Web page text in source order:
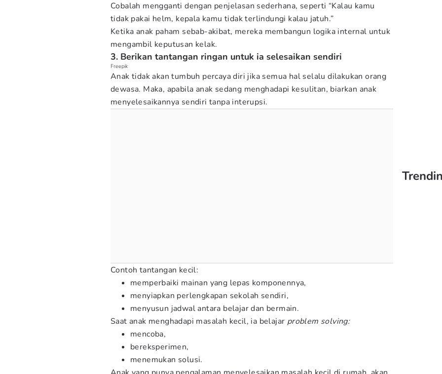
Cobalah mengganti dengan penjelasan sederhana, seperti “Kalau kamu
tidak pakai helm, kepala kamu tidak terlindungi kalau jatuh.”
Ketika anak paham sebab-akibat, mereka membangun logika internal untuk
mengambil keputusan kelak.
3. Berikan tantangan ringan untuk ia selesaikan sendiri
Freepik
Anak tidak akan tumbuh percaya diri jika semua hal selalu dilakukan orang
dewasa. Maka, apabila anak sedang menghadapi kesulitan, biarkan anak
menyelesaikannya sendiri tanpa interupsi.
Contoh tantangan kecil:
memperbaiki mainan yang lepas komponennya,
menyiapkan perlengkapan sekolah sendiri,
menyusun jadwal antara belajar dan bermain.
Saat anak menghadapi masalah kecil, ia belajar problem solving:
mencoba,
bereksperimen,
menemukan solusi.